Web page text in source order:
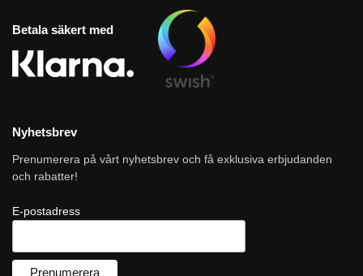
Betala säkert med
Nyhetsbrev
Prenumerera på vårt nyhetsbrev och få exklusiva erbjudanden
och rabatter!
E-postadress